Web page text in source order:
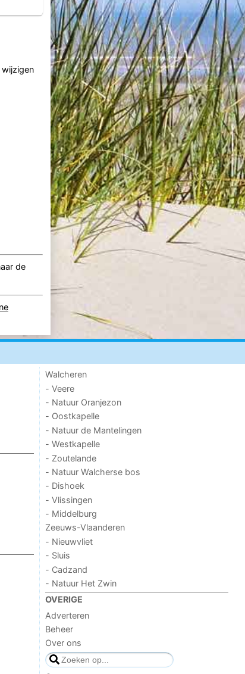
de
Walcheren
- Veere
- Natuur Oranjezon
- Oostkapelle
- Natuur de Mantelingen
- Westkapelle
- Zoutelande
- Natuur Walcherse bos
- Dishoek
- Vlissingen
- Middelburg
Zeeuws-Vlaanderen
- Nieuwvliet
- Sluis
- Cadzand
- Natuur Het Zwin
OVERIGE
Adverteren
Beheer
Over ons